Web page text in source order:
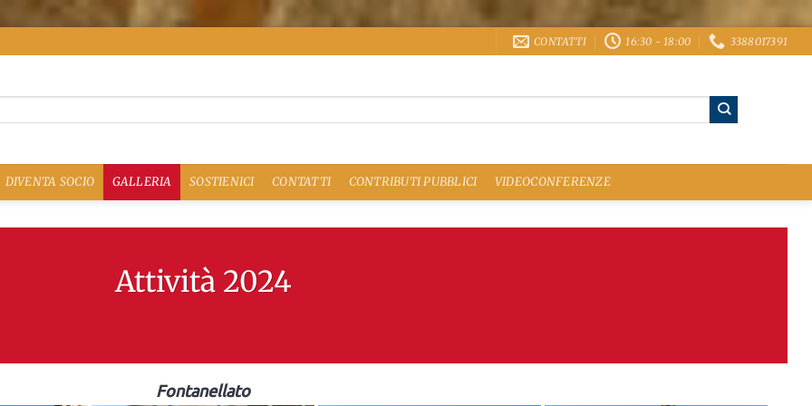
CONTATTI 16:30 - 18:00 3388017391
DIVENTA SOCIO GALLERIA SOSTIENICI CONTATTI CONTRIBUTI PUBBLICI VIDEOCONFERENZE
Attività 2024
Fontanellato